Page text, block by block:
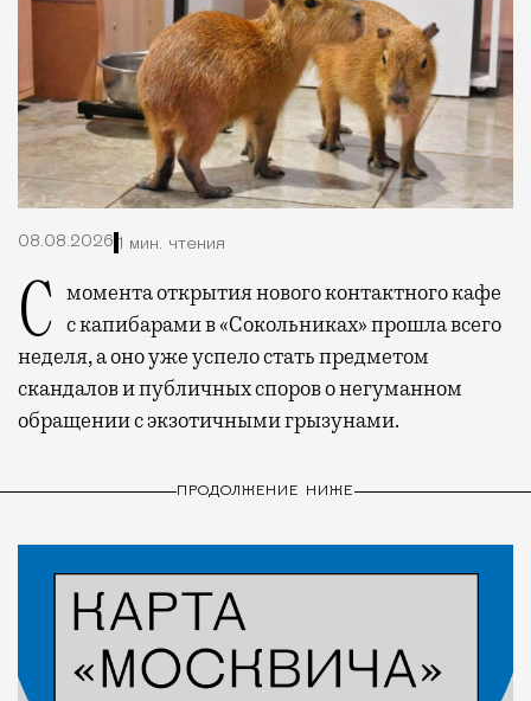
08.08.2026 1 мин. чтения
С момента открытия нового контактного кафе с капибарами в «Сокольниках» прошла всего
неделя, а оно уже успело стать предметом
скандалов и публичных споров о негуманном
обращении с экзотичными грызунами.
ПРОДОЛЖЕНИЕ НИЖЕ